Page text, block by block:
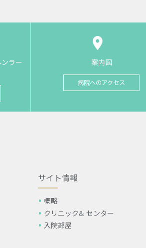
ラー 案内図
病院へのアクセス
サイト情報
概略
クリニック& センター
入院部屋